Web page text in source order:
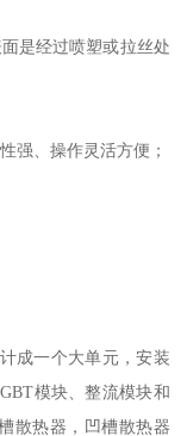
是经过喷塑或拉丝处
强、操作灵活方便；